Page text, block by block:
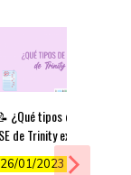
¿Qué tipos de exámenes
de Trinity existen?
26/01/2023